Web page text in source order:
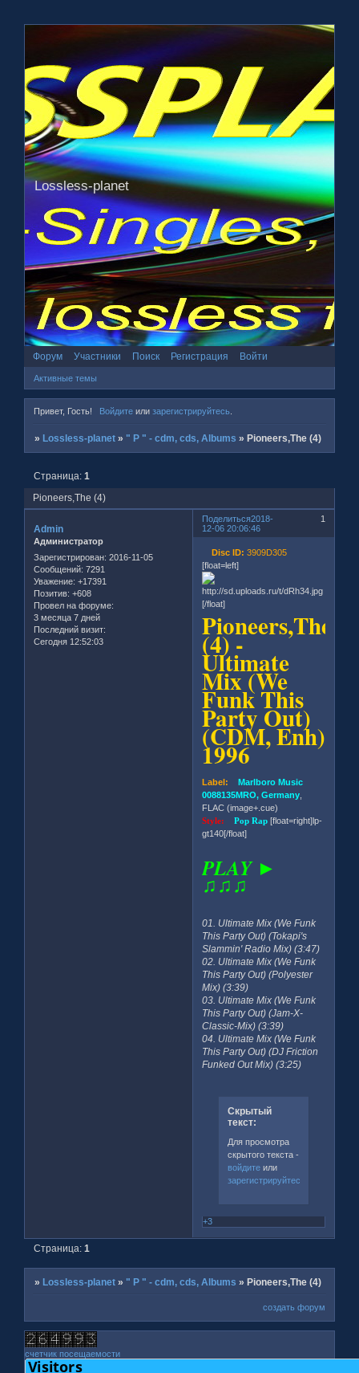
Lossless-planet
Форум Участники Поиск Регистрация Войти
Активные темы
Привет, Гость! Войдитеили зарегистрируйтесь.
» Lossless-planet » " P " - cdm, cds, Albums » Pioneers,The (4)
Pioneers,The (4)
Страница:1
Поделиться 1
2018-
12-06 20:06:46
Admin
Администратор
Зарегистрирован: 2016-11-05
Сообщений: 7291
Уважение: +17391
Позитив: +608
Провел на форуме:
3 месяца 7 дней
Последний визит:
Сегодня 12:52:03
Disc ID: 3909D305
[float=left]
[/float]
Pioneers,The
(4) -
Ultimate
Mix (We
Funk This
Party Out)
(CDM, Enh)
1996
Label: Marlboro Music
0088135MRO, Germany
FLAC (image+.cue)
Style:Pop Rap[float=right]lp-
gt140[/float]
PLAY ►
♫♫♫
01. Ultimate Mix (We Funk
This Party Out) (Tokapi's
Slammin' Radio Mix) (3:47)
02. Ultimate Mix (We Funk
This Party Out) (Polyester
Mix) (3:39)
03. Ultimate Mix (We Funk
This Party Out) (Jam-X-
Classic-Mix) (3:39)
04. Ultimate Mix (We Funk
This Party Out) (DJ Friction
Funked Out Mix) (3:25)
Скрытый
текст:
Для просмотра
скрытого текста -
войдитеили
зарегистрируйтесь
+3
Страница:1
»Lossless-planet » " P " - cdm, cds, Albums »Pioneers,The (4)
создать форум
счетчик посещаемости